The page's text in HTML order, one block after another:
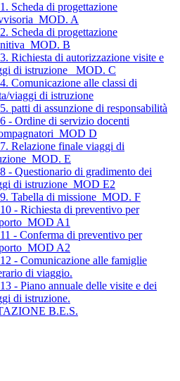
Scheda di progettazione
A
Scheda di progettazione
B
Richiesta di autorizzazione visite e
di istruzione_ MOD. C
Comunicazione alle classi di
viaggi di istruzione
patti di assunzione di responsabilità
- Ordine di servizio docenti
D
Relazione finale viaggi di
E
- Questionario di gradimento dei
di istruzione_MOD E2
Tabella di missione_MOD. F
- Richiesta di preventivo per
A1
- Conferma di preventivo per
A2
- Comunicazione alle famiglie
di viaggio.
- Piano annuale delle visite e dei
di istruzione.
B.E.S.